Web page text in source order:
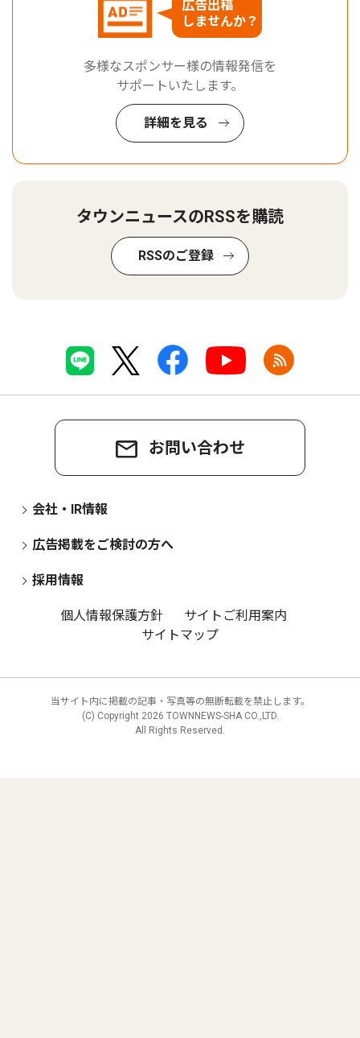
広告出稿
しませんか？
多様なスポンサー様の情報発信を
サポートいたします。
詳細を見る
タウンニュースのRSSを購読
RSSのご登録
お問い合わせ
会社・IR情報
広告掲載をご検討の方へ
採用情報
個人情報保護方針
サイトご利用案内
サイトマップ
当サイト内に掲載の記事・写真等の無断転載を禁止します。
(C) Copyright 2026 TOWNNEWS-SHA CO.,LTD.
All Rights Reserved.